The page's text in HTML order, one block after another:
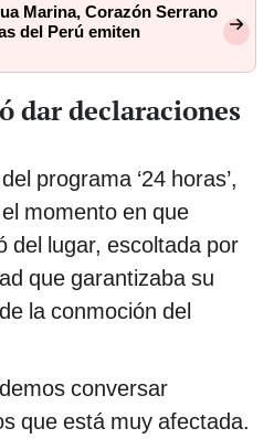
Marina, Corazón Serrano
del Perú emiten
dar declaraciones
programa ‘24 horas’,
momento en que
del lugar, escoltada por
que garantizaba su
la conmoción del
conversar
que está muy afectada.